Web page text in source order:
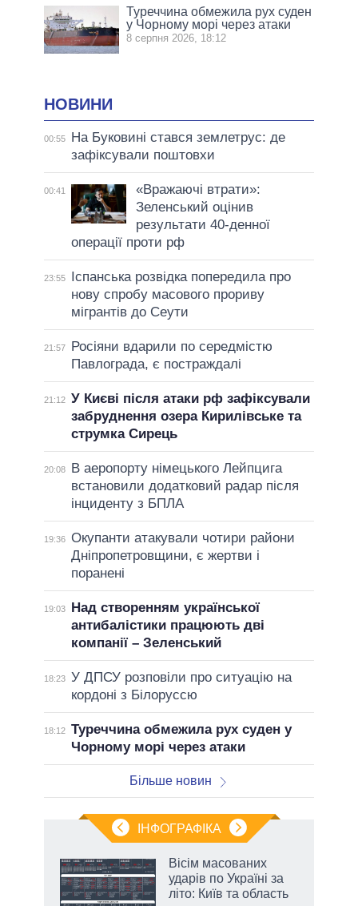
Туреччина обмежила рух суден
у Чорному морі через атаки
8 серпня 2026, 18:12
НОВИНИ
00:55
На Буковині стався землетрус: де
зафіксували поштовхи
00:41
«Вражаючі втрати»:
Зеленський оцінив
результати 40-денної
операції проти рф
23:55
Іспанська розвідка попередила про
нову спробу масового прориву
мігрантів до Сеути
21:57
Росіяни вдарили по середмістю
Павлограда, є постраждалі
21:12 У Києві після атаки рф зафіксували
забруднення озера Кирилівське та
струмка Сирець
20:08
В аеропорту німецького Лейпцига
встановили додатковий радар після
інциденту з БПЛА
19:36 Окупанти атакували чотири райони
Дніпропетровщини, є жертви і
поранені
19:03
Над створенням української
антибалістики працюють дві
компанії – Зеленський
18:23 У ДПСУ розповіли про ситуацію на
кордоні з Білоруссю
18:12 Туреччина обмежила рух суден у
Чорному морі через атаки
Більше новин
ІНФОГРАФІКА
Вісім масованих
ударів по Україні за
літо: Київ та область